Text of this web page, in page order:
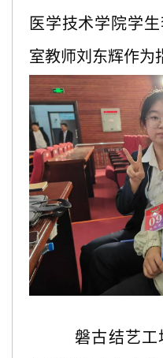
医学技术学院学
室教师刘东辉作为
磐古结艺工